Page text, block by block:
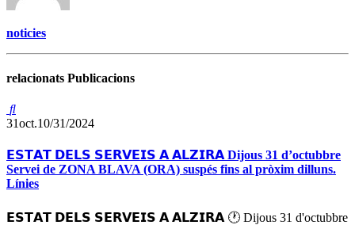
noticies
relacionats Publicacions
31oct.10/31/2024
𝗘𝗦𝗧𝗔𝗧 𝗗𝗘𝗟𝗦 𝗦𝗘𝗥𝗩𝗘𝗜𝗦 𝗔 𝗔𝗟𝗭𝗜𝗥𝗔 Dijous 31 d’octubbre
Servei de ZONA BLAVA (ORA) suspés fins al pròxim dilluns.
Línies
𝗘𝗦𝗧𝗔𝗧 𝗗𝗘𝗟𝗦 𝗦𝗘𝗥𝗩𝗘𝗜𝗦 𝗔 𝗔𝗟𝗭𝗜𝗥𝗔 🕐 Dijous 31 d'octubbre